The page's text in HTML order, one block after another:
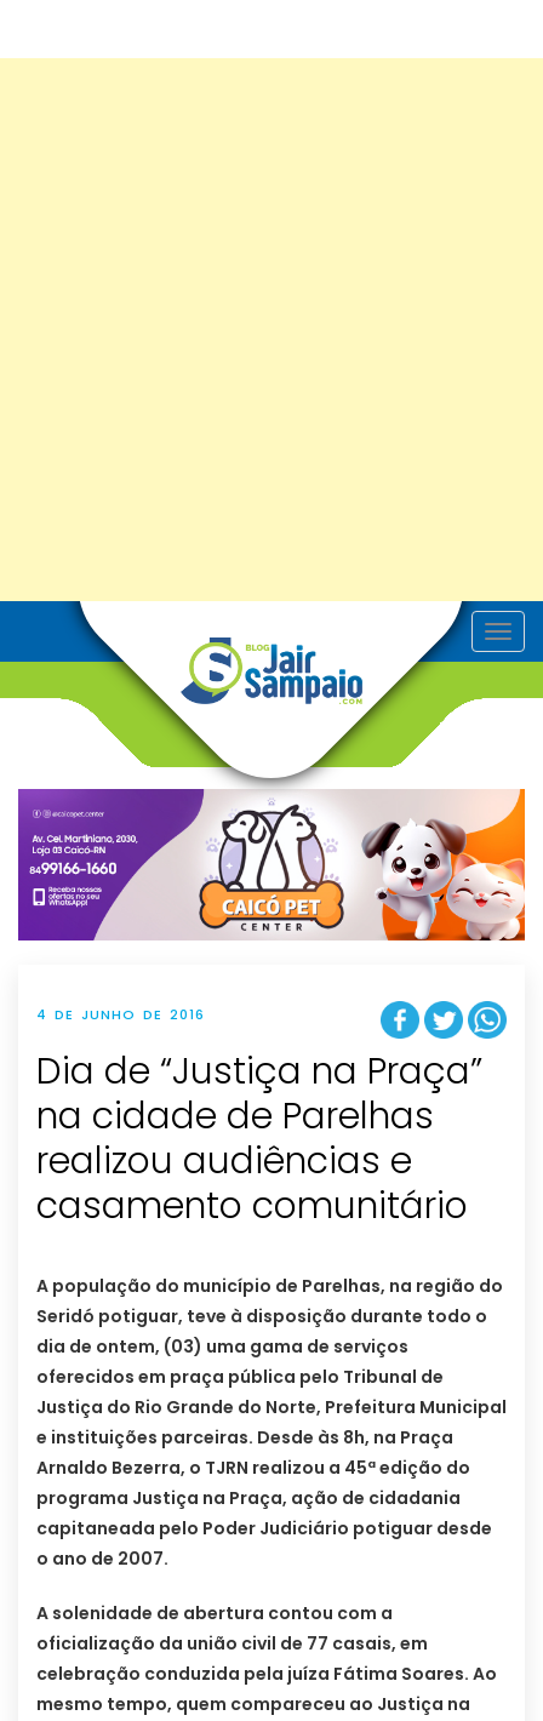
T
o
v
g
t
i
o
n
4 DE JUNHO DE 2016
Dia de “Justiça na Praça”
na cidade de Parelhas
realizou audiências e
casamento comunitário
A população do município de Parelhas, na região do
Seridó potiguar, teve à disposição durante todo o
dia de ontem, (03) uma gama de serviços
oferecidos em praça pública pelo Tribunal de
Justiça do Rio Grande do Norte, Prefeitura Municipal
e instituições parceiras. Desde às 8h, na Praça
Arnaldo Bezerra, o TJRN realizou a 45ª edição do
programa Justiça na Praça, ação de cidadania
capitaneada pelo Poder Judiciário potiguar desde
o ano de 2007.
A solenidade de abertura contou com a
oficialização da união civil de 77 casais, em
celebração conduzida pela juíza Fátima Soares. Ao
mesmo tempo, quem compareceu ao Justiça na